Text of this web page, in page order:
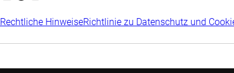
Rechtliche HinweiseRichtlinie zu Datenschutz und